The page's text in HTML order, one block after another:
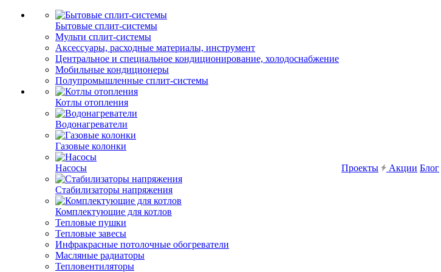
Бытовые сплит-системы
Мульти сплит-системы
Аксессуары, расходные материалы, инструмент
Центральное и специальное кондиционирование, холодоснабжение
Мобильные кондиционеры
Полупромышленные сплит-системы
Котлы отопления
Водонагреватели
Газовые колонки
Насосы
Стабилизаторы напряжения
Комплектующие для котлов
Тепловые пушки
Тепловые завесы
Инфракрасные потолочные обогреватели
Масляные радиаторы
Тепловентиляторы
Проекты Акции Блог